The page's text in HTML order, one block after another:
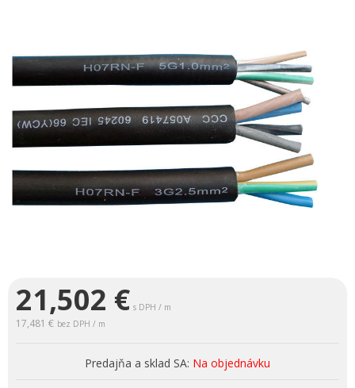
21,502 € s DPH / m
17,481 € bez DPH / m
Predajňa a sklad SA: Na objednávku